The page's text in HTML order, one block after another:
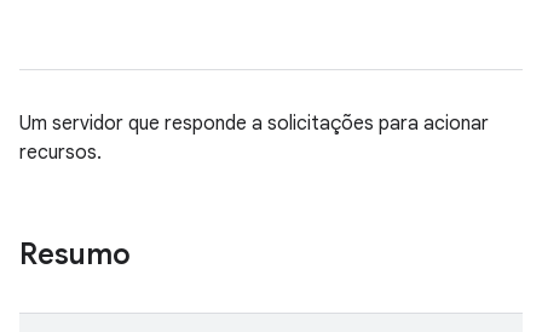
Um servidor que responde a solicitações para acionar
recursos.
Resumo